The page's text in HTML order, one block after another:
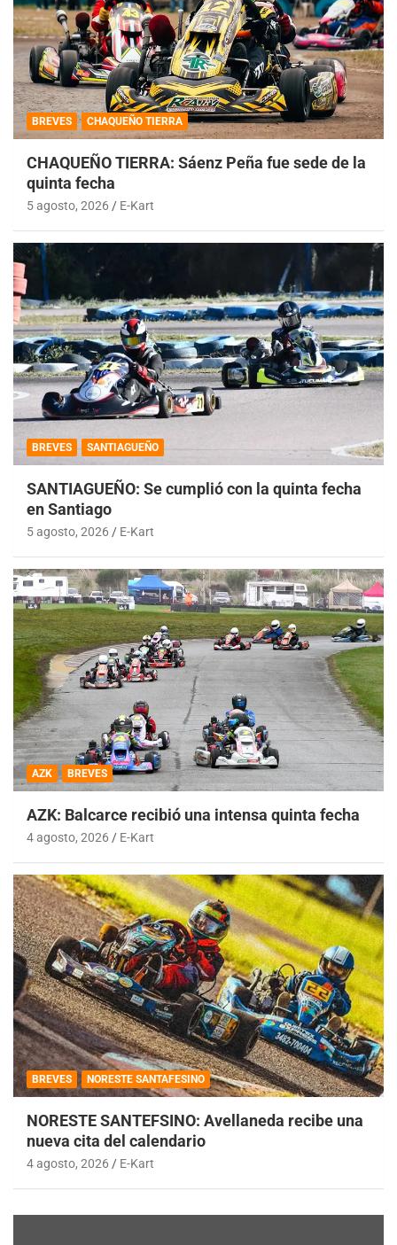
BREVES CHAQUEÑO TIERRA
CHAQUEÑO TIERRA: Sáenz Peña fue sede de la
quinta fecha
5 agosto, 2026 E-Kart
BREVES SANTIAGUEÑO
SANTIAGUEÑO: Se cumplió con la quinta fecha
en Santiago
5 agosto, 2026 E-Kart
AZK BREVES
AZK: Balcarce recibió una intensa quinta fecha
4 agosto, 2026 E-Kart
BREVES NORESTE SANTAFESINO
NORESTE SANTEFSINO: Avellaneda recibe una
nueva cita del calendario
4 agosto, 2026 E-Kart